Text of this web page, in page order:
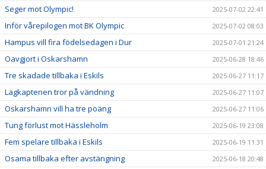
Seger mot Olympic! 2025-07-02 22:41
Inför vårepilogen mot BK Olympic 2025-07-02 08:03
Hampus vill fira födelsedagen i Dur 2025-07-01 21:24
Oavgjort i Oskarshamn 2025-06-28 18:46
Tre skadade tillbaka i Eskils 2025-06-27 11:17
Lagkaptenen tror på vändning 2025-06-27 11:07
Oskarshamn vill ha tre poäng 2025-06-27 11:06
Tung förlust mot Hässleholm 2025-06-19 23:08
Fem spelare tillbaka i Eskils 2025-06-19 11:31
Osama tillbaka efter avstängning 2025-06-18 20:48